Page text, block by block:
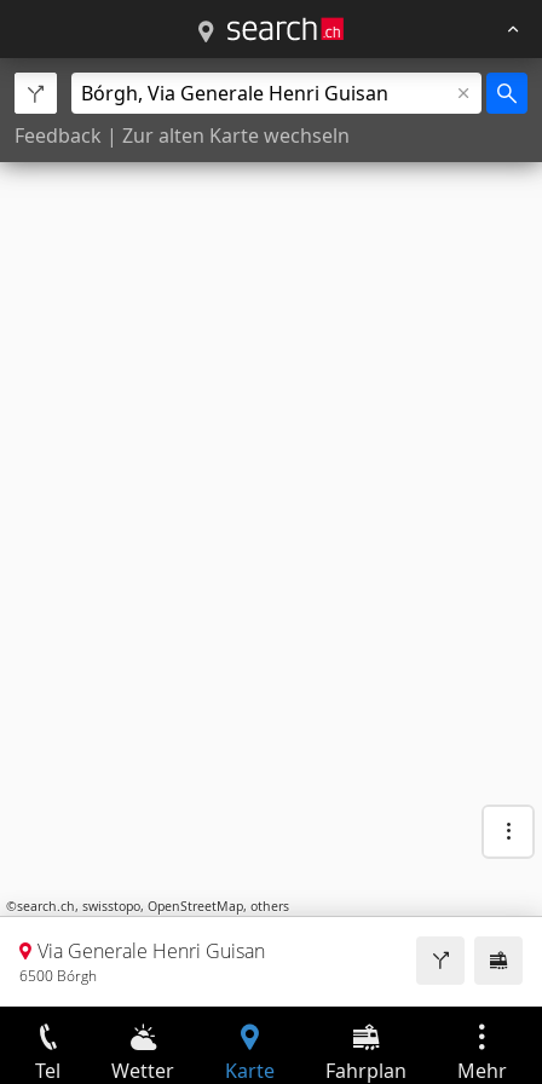
Feedback | Zur alten Karte wechseln
©search.ch, swisstopo, OpenStreetMap, others
Via Generale Henri Guisan
6500 Bórgh
Tel Wetter Karte Fahrplan Mehr